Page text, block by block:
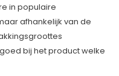
in populaire
afhankelijk van de
bij het product welke